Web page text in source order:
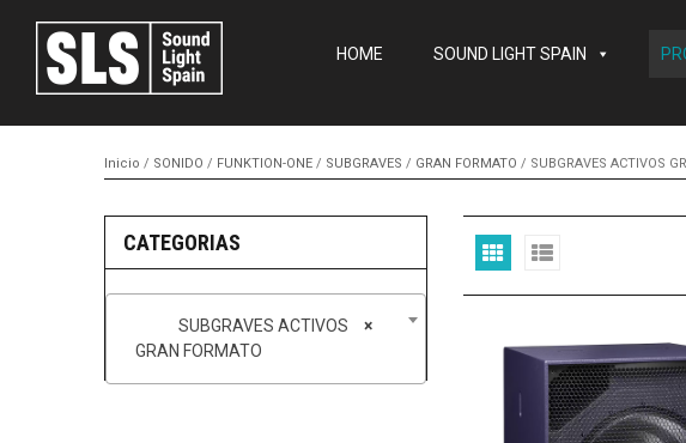
HOME SOUND LIGHT SPAIN
Inicio / SONIDO / FUNKTION-ONE / SUBGRAVES / GRAN FORMATO / SUBGRAVES ACTIVOS
CATEGORIAS
×
SUBGRAVES ACTIVOS
GRAN FORMATO